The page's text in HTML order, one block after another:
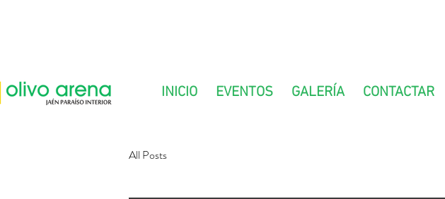
All Posts
INICIO EVENTOS GALERÍA CONTACTAR